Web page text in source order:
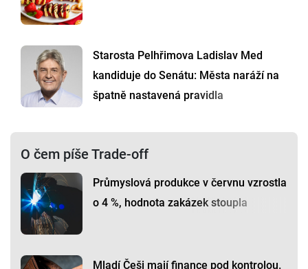
Starosta Pelhřimova Ladislav Med
kandiduje do Senátu: Města naráží na
špatně nastavená pravidla
O čem píše Trade-off
Průmyslová produkce v červnu vzrostla
o 4 %, hodnota zakázek stoupla
Mladí Češi mají finance pod kontrolou.